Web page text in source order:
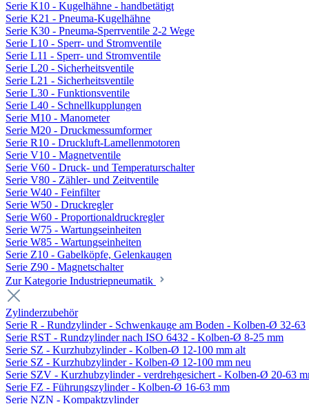
Serie K10 - Kugelhähne - handbetätigt
Serie K21 - Pneuma-Kugelhähne
Serie K30 - Pneuma-Sperrventile 2-2 Wege
Serie L10 - Sperr- und Stromventile
Serie L11 - Sperr- und Stromventile
Serie L20 - Sicherheitsventile
Serie L21 - Sicherheitsventile
Serie L30 - Funktionsventile
Serie L40 - Schnellkupplungen
Serie M10 - Manometer
Serie M20 - Druckmessumformer
Serie R10 - Druckluft-Lamellenmotoren
Serie V10 - Magnetventile
Serie V60 - Druck- und Temperaturschalter
Serie V80 - Zähler- und Zeitventile
Serie W40 - Feinfilter
Serie W50 - Druckregler
Serie W60 - Proportionaldruckregler
Serie W75 - Wartungseinheiten
Serie W85 - Wartungseinheiten
Serie Z10 - Gabelköpfe, Gelenkaugen
Serie Z90 - Magnetschalter
Zur Kategorie Industriepneumatik
Zylinderzubehör
Serie R - Rundzylinder - Schwenkauge am Boden - Kolben-Ø 32-63
Serie RST - Rundzylinder nach ISO 6432 - Kolben-Ø 8-25 mm
Serie SZ - Kurzhubzylinder - Kolben-Ø 12-100 mm alt
Serie SZ - Kurzhubzylinder - Kolben-Ø 12-100 mm neu
Serie SZV - Kurzhubzylinder - verdrehgesichert - Kolben-Ø 20-63
Serie FZ - Führungszylinder - Kolben-Ø 16-63 mm
Serie NZN - Kompaktzylinder